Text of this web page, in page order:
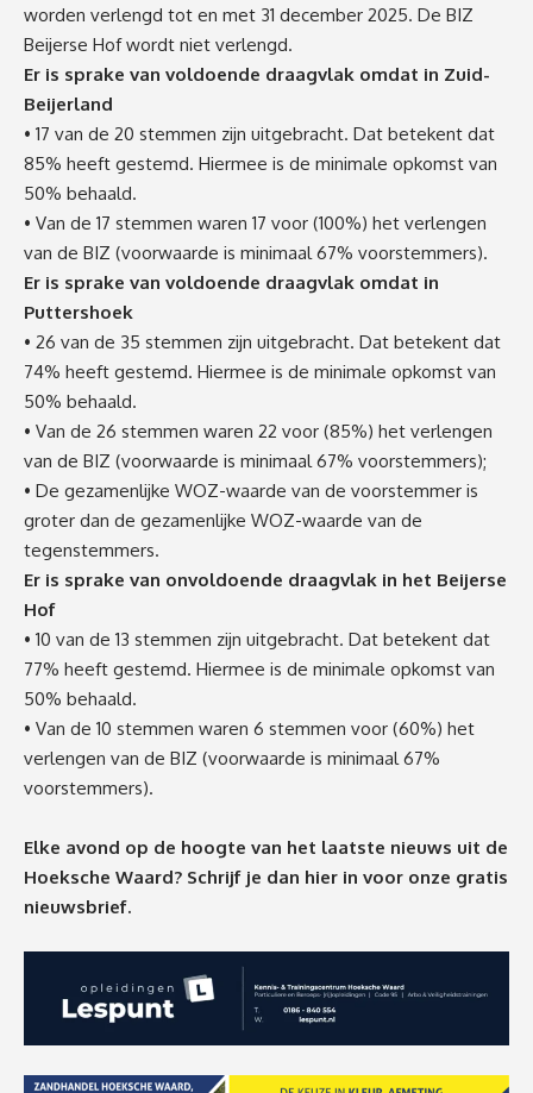
worden verlengd tot en met 31 december 2025. De BIZ
Beijerse Hof wordt niet verlengd.
Er is sprake van voldoende draagvlak omdat in Zuid-
Beijerland
• 17 van de 20 stemmen zijn uitgebracht. Dat betekent dat
85% heeft gestemd. Hiermee is de minimale opkomst van
50% behaald.
• Van de 17 stemmen waren 17 voor (100%) het verlengen
van de BIZ (voorwaarde is minimaal 67% voorstemmers).
Er is sprake van voldoende draagvlak omdat in
Puttershoek
• 26 van de 35 stemmen zijn uitgebracht. Dat betekent dat
74% heeft gestemd. Hiermee is de minimale opkomst van
50% behaald.
• Van de 26 stemmen waren 22 voor (85%) het verlengen
van de BIZ (voorwaarde is minimaal 67% voorstemmers);
• De gezamenlijke WOZ-waarde van de voorstemmer is
groter dan de gezamenlijke WOZ-waarde van de
tegenstemmers.
Er is sprake van onvoldoende draagvlak in het Beijerse
Hof
• 10 van de 13 stemmen zijn uitgebracht. Dat betekent dat
77% heeft gestemd. Hiermee is de minimale opkomst van
50% behaald.
• Van de 10 stemmen waren 6 stemmen voor (60%) het
verlengen van de BIZ (voorwaarde is minimaal 67%
voorstemmers).
Elke avond op de hoogte van het laatste nieuws uit de
Hoeksche Waard? Schrijf je dan hier in voor onze gratis
nieuwsbrief.